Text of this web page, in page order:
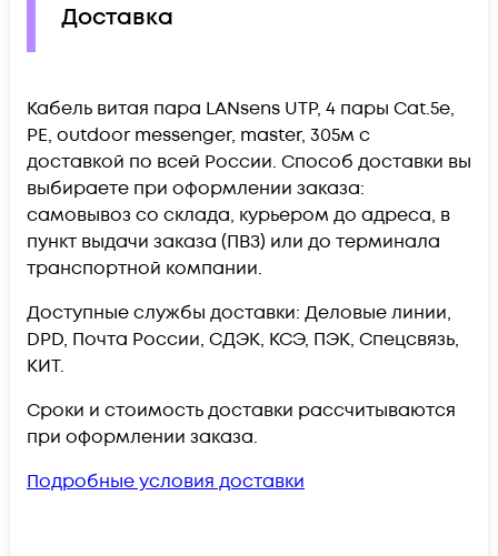
Доставка
Кабель витая пара LANsens UTP, 4 пары Cat.5e,
PE, outdoor messenger, master, 305м c
доставкой по всей России. Способ доставки вы
выбираете при оформлении заказа:
самовывоз со склада, курьером до адреса, в
пункт выдачи заказа (ПВЗ) или до терминала
транспортной компании.
Доступные службы доставки: Деловые линии,
DPD, Почта России, СДЭК, КСЭ, ПЭК, Спецсвязь,
КИТ.
Сроки и стоимость доставки рассчитываются
при оформлении заказа.
Подробные условия доставки